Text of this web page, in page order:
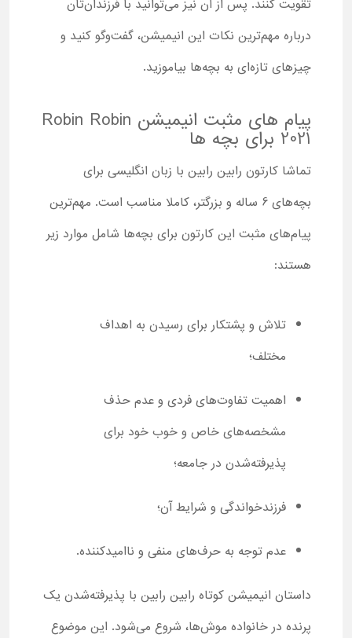
تقویت کنند. پس از آن نیز می‌توانید با فرزندان‌تان
درباره مهم‌ترین نکات این انیمیشن، گفت‌وگو کنید و
چیزهای تازه‌ای به بچه‌ها بیاموزید.
پیام های مثبت انیمیشن Robin Robin
2021 برای بچه ها
تماشا کارتون رابین رابین با زبان انگلیسی برای
بچه‌های 6 ساله و بزرگتر، کاملا مناسب است. مهم‌ترین
پیام‌های مثبت این کارتون برای بچه‌ها شامل موارد زیر
هستند:
تلاش و پشتکار برای رسیدن به اهداف
مختلف؛
اهمیت تفاوت‌های فردی و عدم حذف
مشخصه‌های خاص و خوب خود برای
پذیرفته‌شدن در جامعه؛
فرزندخواندگی و شرایط آن؛
عدم توجه به حرف‌های منفی و ناامیدکننده.
داستان انیمیشن کوتاه رابین رابین با پذیرفته‌شدن یک
پرنده در خانواده موش‌ها، شروع می‌شود. این موضوع